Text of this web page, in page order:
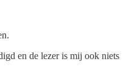
en de lezer is mij ook niets